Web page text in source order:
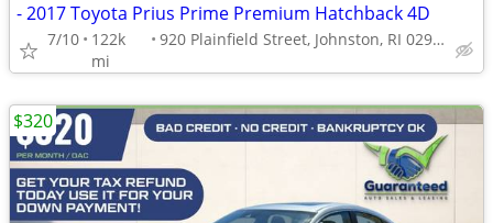
- 2017 Toyota Prius Prime Premium Hatchback 4D
7/10
122k
mi
920 Plainfield Street, Johnston, RI 02919
$320